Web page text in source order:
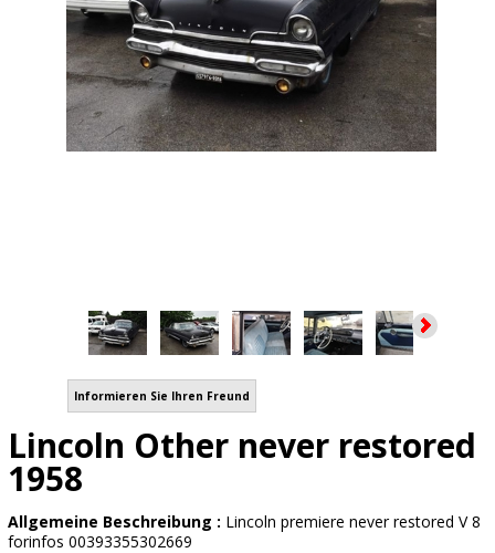
Informieren Sie Ihren Freund
Lincoln Other never restored
1958
Allgemeine Beschreibung : Lincoln premiere never restored V 8
forinfos 00393355302669